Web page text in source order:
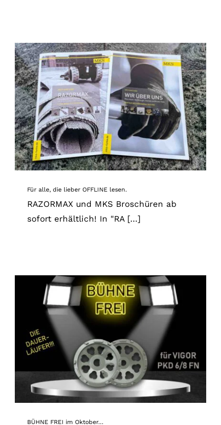
Für alle, die lieber OFFLINE lesen.
News
Für alle, die lieber OFFLINE lesen.
RAZORMAX und MKS Broschüren ab
sofort erhältlich! In "RA [...]
BÜHNE FREI im Oktober…
News
BÜHNE FREI im Oktober…